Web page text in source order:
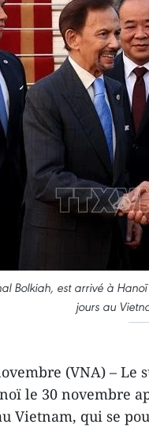
Bolkiah, est arrivé à
jours au
(VNA) – Le
le 30 novembre
Vietnam, qui se